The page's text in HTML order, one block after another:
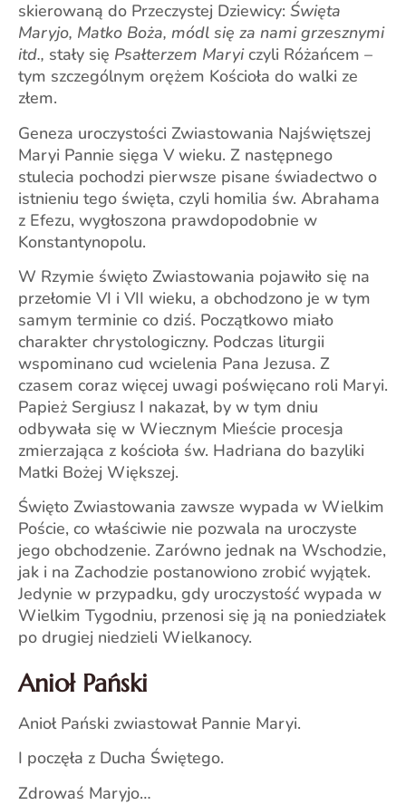
skierowaną do Przeczystej Dziewicy: Święta
Maryjo, Matko Boża, módl się za nami grzesznymi
itd., stały się Psałterzem Maryiczyli Różańcem –
tym szczególnym orężem Kościoła do walki ze
złem.
Geneza uroczystości Zwiastowania Najświętszej
Maryi Pannie sięga V wieku. Z następnego
stulecia pochodzi pierwsze pisane świadectwo o
istnieniu tego święta, czyli homilia św. Abrahama
z Efezu, wygłoszona prawdopodobnie w
Konstantynopolu.
W Rzymie święto Zwiastowania pojawiło się na
przełomie VI i VII wieku, a obchodzono je w tym
samym terminie co dziś. Początkowo miało
charakter chrystologiczny. Podczas liturgii
wspominano cud wcielenia Pana Jezusa. Z
czasem coraz więcej uwagi poświęcano roli Maryi.
Papież Sergiusz I nakazał, by w tym dniu
odbywała się w Wiecznym Mieście procesja
zmierzająca z kościoła św. Hadriana do bazyliki
Matki Bożej Większej.
Święto Zwiastowania zawsze wypada w Wielkim
Poście, co właściwie nie pozwala na uroczyste
jego obchodzenie. Zarówno jednak na Wschodzie,
jak i na Zachodzie postanowiono zrobić wyjątek.
Jedynie w przypadku, gdy uroczystość wypada w
Wielkim Tygodniu, przenosi się ją na poniedziałek
po drugiej niedzieli Wielkanocy.
Anioł Pański
Anioł Pański zwiastował Pannie Maryi.
I poczęła z Ducha Świętego.
Zdrowaś Maryjo…